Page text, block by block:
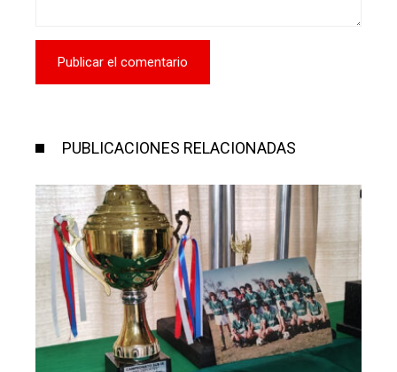
PUBLICACIONES RELACIONADAS